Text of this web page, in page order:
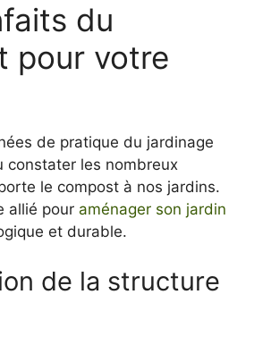
du
pour votre
de pratique du jardinage
constater les nombreux
le compost à nos jardins.
allié pour aménager son jardin
et durable.
de la structure